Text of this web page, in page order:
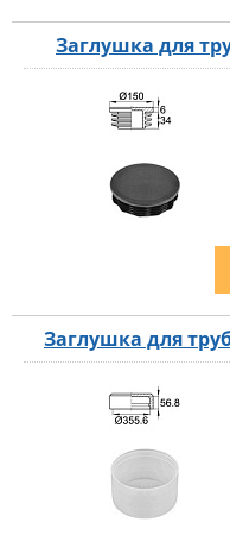
Заглушка для
Заглушка для